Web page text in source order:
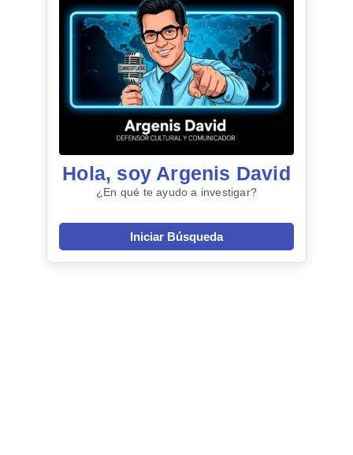
Hola, soy Argenis David
¿En qué te ayudo a investigar?
Iniciar Búsqueda